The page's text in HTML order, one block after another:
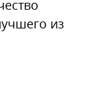
из